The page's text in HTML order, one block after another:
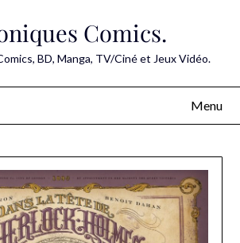
Comics.
BD, Manga, TV/Ciné et Jeux Vidéo.
Menu